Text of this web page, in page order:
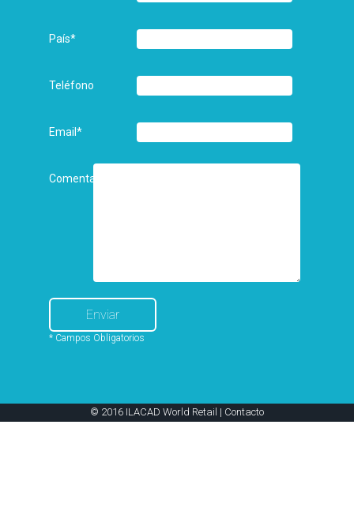
País*
Teléfono
Email*
Comentarios
* Campos Obligatorios
© 2016 ILACAD World Retail | Contacto